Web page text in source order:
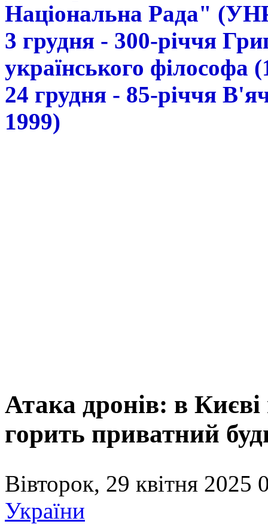
Національна Рада"
3 грудня - 300-річчя
українського філософа
24 грудня - 85-річчя
1999)
Атака дронів: в Києві
горить приватний
Вівторок, 29 квітня 2025
України